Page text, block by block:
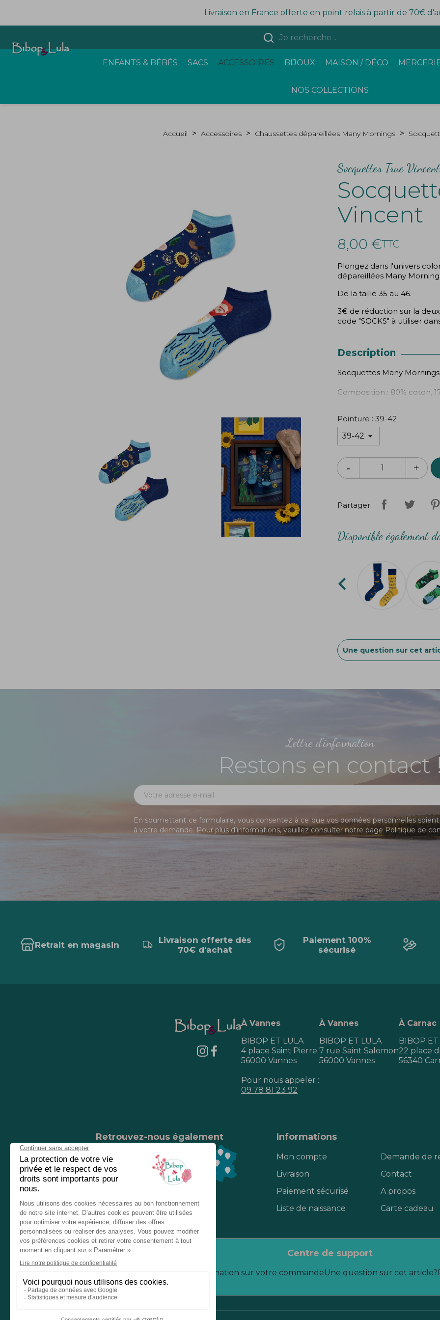
Livraison en France offerte en point relais à partir de 70€
ENFANTS & BÉBÉS SACS ACCESSOIRES BIJOUX MAISON / DÉCO
NOS COLLECTIONS
Accueil Accessoires Chaussettes dépareillées Many Mornings
Socquettes True Vincent
Vincent
8,00 €TTC
Plongez dans l'univers
dépareillées Many
De la taille 35 au 46.
3€ de réduction sur la
code "SOCKS" à utiliser
Description
Socquettes Many Mornings
Composition : 80% coton,
Pointure : 39-42
Partager
Disponible également

Une question sur cet
Lettre d'information
Restons en contact !
En soumettant ce formulaire, vous consentez à ce que vos données personnelles
à votre demande. Pour plus d’informations, veuillez consulter notre pagePolitique de
Retrait en magasin
Livraison offerte dès
70€ d'achat
Paiement 100%
sécurisé
À Vannes
BIBOP ET LULA
4 place Saint Pierre
56000 Vannes
Pour nous appeler :
09 78 81 23 92
À Vannes
BIBOP ET LULA
7 rue Saint Salomon
56000 Vannes
À Carnac
BIBOP ET
22 place
56340
Retrouvez-nous également
Nos magasins
Chez nos revendeurs
Informations
Mon compte
Livraison
Paiement sécurisé
Liste de naissance
Demande de
Contact
A propos
Carte cadeau
centre de support
Information sur votre commandeUne question sur cet article?